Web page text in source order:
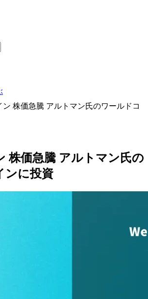
ン 株価急騰 アルトマン氏のワールドコ
株価急騰 アルトマン氏の
ンに投資